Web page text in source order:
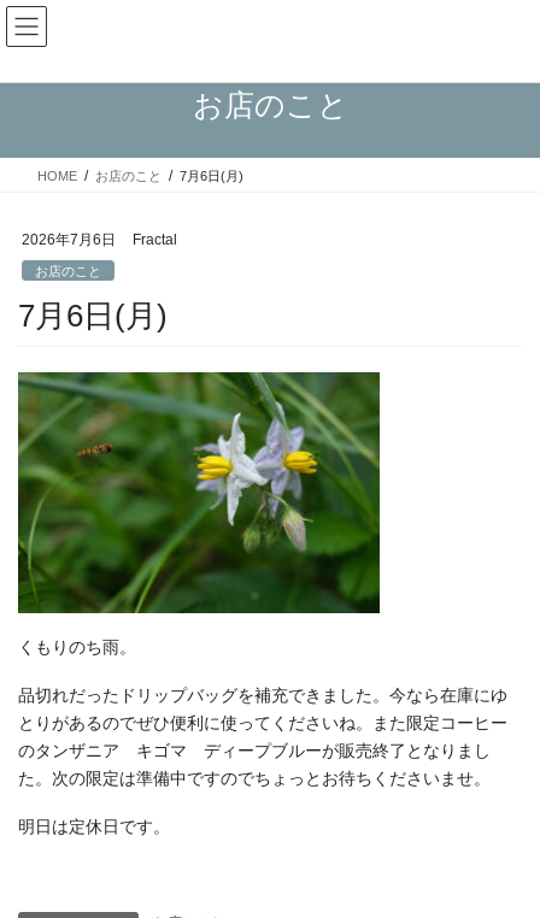
コ
ン
ン
ス
ナ
ビ
ー
ン
お店のこと
HOME お店のこと 7月6日(月)
2026年7月6日 Fractal
お店のこと
7月6日(月)
くもりのち雨。
品切れだったドリップバッグを補充できました。今なら在庫にゆ
とりがあるのでぜひ便利に使ってくださいね。また限定コーヒー
のタンザニア キゴマ ディープブルーが販売終了となりまし
た。次の限定は準備中ですのでちょっとお待ちくださいませ。
明日は定休日です。